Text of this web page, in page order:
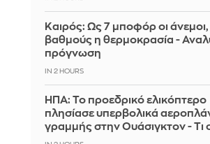
Καιρός: Ως 7 μποφόρ οι άνεμοι,
βαθμούς η θερμοκρασία -
πρόγνωση
IN 2 HOURS
ΗΠΑ: Το προεδρικό ελικόπτερο
πλησίασε υπερβολικά
γραμμής στην Ουάσιγκτον - Τι